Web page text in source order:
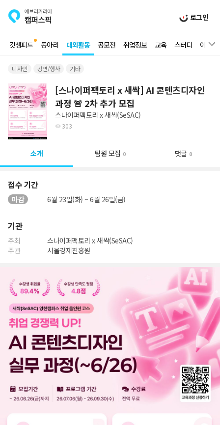
로그인
갓생피드 동아리 대외활동 공모전 취업정보 교육 스터디 이벤트
디자인 강연/행사 기타
[스나이퍼팩토리 x 새싹] AI 콘텐츠디자인
과정 🚨 2차 추가 모집
스나이퍼팩토리 x 새싹(SeSAC)
303
소개 팀원 모집 0 댓글 0
접수 기간
마감 6월 23일(화) ~ 6월 26일(금)
기관
주최
스나이퍼팩토리 x 새싹(SeSAC)
주관
서울경제진흥원